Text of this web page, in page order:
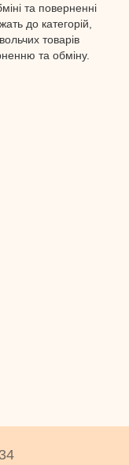
та поверненні
до категорій,
товарів
та обміну.